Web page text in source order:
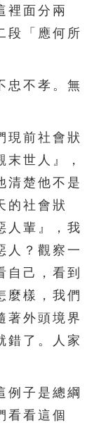
裡面分兩
段「應何所
不孝。無
前社會狀
世人』，
清楚他不是
的社會狀
人輩』，我
人？觀察一
自己，看到
麼樣，我們
著外頭境界
錯了。人家
子是總綱
看看這個